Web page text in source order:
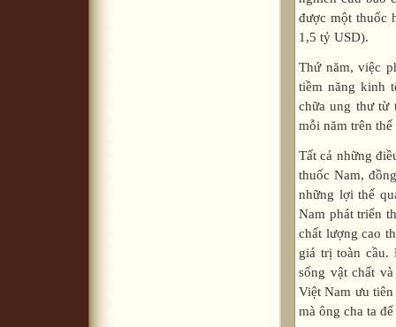
được một thuốc
1,5 tỷ USD).
Thứ năm, việc
tiềm năng kinh
chữa ung thư từ
mỗi năm trên
Tất cả những
thuốc Nam,
những lợi thế
Nam phát triển
chất lượng cao
giá trị toàn cầu.
sống vật chất
Việt Nam ưu
mà ông cha ta